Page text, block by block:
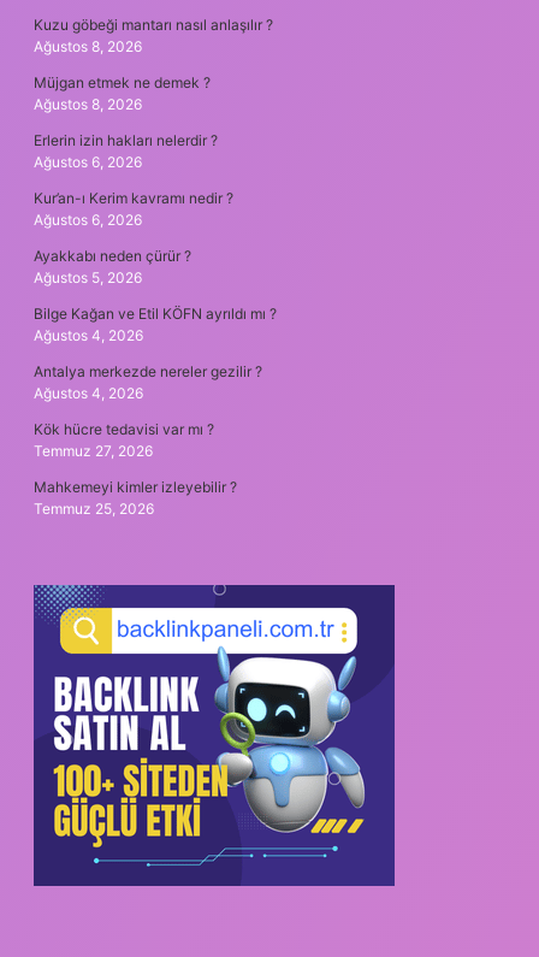
Kuzu göbeği mantarı nasıl anlaşılır ?
Ağustos 8, 2026
Müjgan etmek ne demek ?
Ağustos 8, 2026
Erlerin izin hakları nelerdir ?
Ağustos 6, 2026
Kur’an-ı Kerim kavramı nedir ?
Ağustos 6, 2026
Ayakkabı neden çürür ?
Ağustos 5, 2026
Bilge Kağan ve Etil KÖFN ayrıldı mı ?
Ağustos 4, 2026
Antalya merkezde nereler gezilir ?
Ağustos 4, 2026
Kök hücre tedavisi var mı ?
Temmuz 27, 2026
Mahkemeyi kimler izleyebilir ?
Temmuz 25, 2026